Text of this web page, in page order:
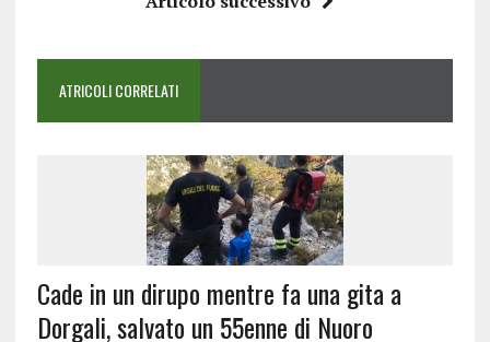
ATRICOLI CORRELATI
Cade in un dirupo mentre fa una gita a
Dorgali, salvato un 55enne di Nuoro